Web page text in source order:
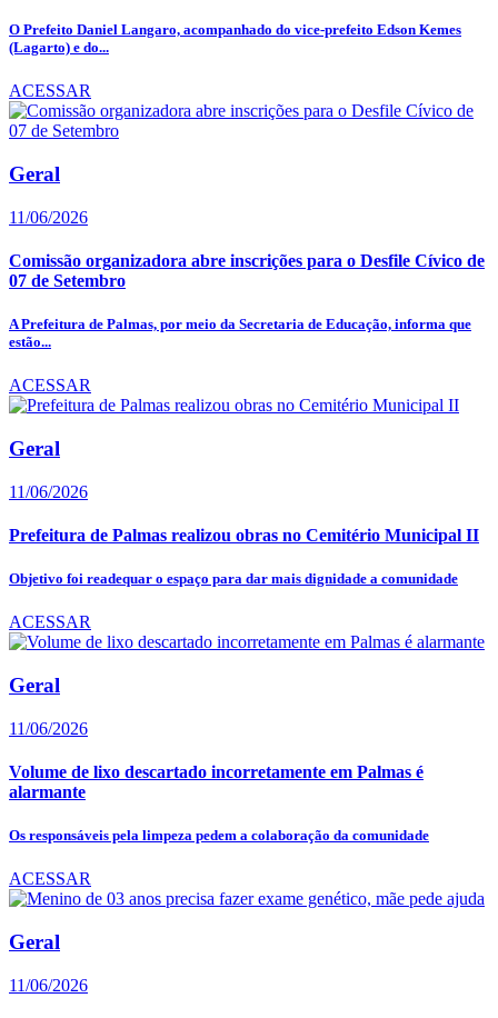
O Prefeito Daniel Langaro, acompanhado do vice-prefeito Edson Kemes
(Lagarto) e do...
ACESSAR
Geral
11/06/2026
Comissão organizadora abre inscrições para o Desfile Cívico de
07 de Setembro
A Prefeitura de Palmas, por meio da Secretaria de Educação, informa que
estão...
ACESSAR
Geral
11/06/2026
Prefeitura de Palmas realizou obras no Cemitério Municipal II
Objetivo foi readequar o espaço para dar mais dignidade a comunidade
ACESSAR
Geral
11/06/2026
Volume de lixo descartado incorretamente em Palmas é
alarmante
Os responsáveis pela limpeza pedem a colaboração da comunidade
ACESSAR
Geral
11/06/2026